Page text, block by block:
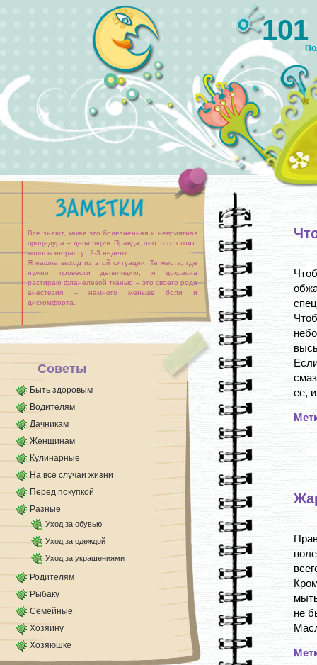
Все знают, какая это болезненная и неприятная
процедура – депиляция. Правда, оно того стоит:
волосы не растут 2-3 недели!
Я нашла выход из этой ситуации. Те места, где
нужно провести депиляцию, я докрасна
растираю фланелевой тканью – это своего рода
анестезия – намного меньше боли и
дискомфорта.
Советы
Быть здоровым
Водителям
Дачникам
Женщинам
Кулинарные
На все случаи жизни
Перед покупкой
Разные
Уход за обувью
Уход за одеждой
Уход за украшениями
Родителям
Рыбаку
Семейные
Хозяину
Хозяюшке
ее,
не